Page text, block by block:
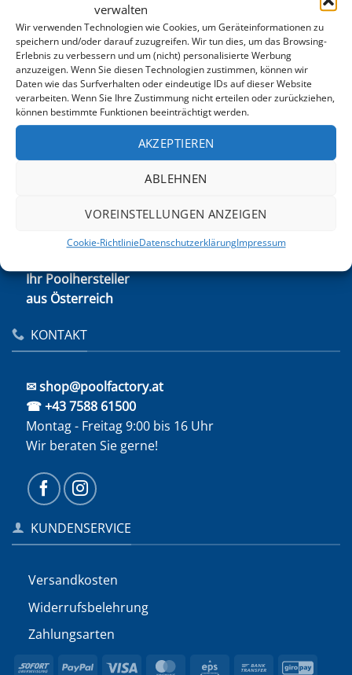
verwalten
Wir verwenden Technologien wie Cookies, um Geräteinformationen zu
speichern und/oder darauf zuzugreifen. Wir tun dies, um das Browsing-
Erlebnis zu verbessern und um (nicht) personalisierte Werbung
anzuzeigen. Wenn Sie diesen Technologien zustimmen, können wir
Daten wie das Surfverhalten oder eindeutige IDs auf dieser Website
verarbeiten. Wenn Sie Ihre Zustimmung nicht erteilen oder zurückziehen,
können bestimmte Funktionen beeinträchtigt werden.
AKZEPTIEREN
ABLEHNEN
VOREINSTELLUNGEN ANZEIGEN
Cookie-RichtlinieDatenschutzerklärungImpressum
ZUSÄTZLICHE INFORMATION
GEWICHT 0,01 kg
MODELL Happy Pool Einlaufdüse
Ihr Poolhersteller
aus Österreich
KONTAKT
✉ shop@poolfactory.at
☎ +43 7588 61500
Montag - Freitag 9:00 bis 16 Uhr
Wir beraten Sie gerne!
KUNDENSERVICE
Versandkosten
Widerrufs­belehrung
Zahlungsarten
Sofort PayPal Visa MasterCard
Eps
Bank